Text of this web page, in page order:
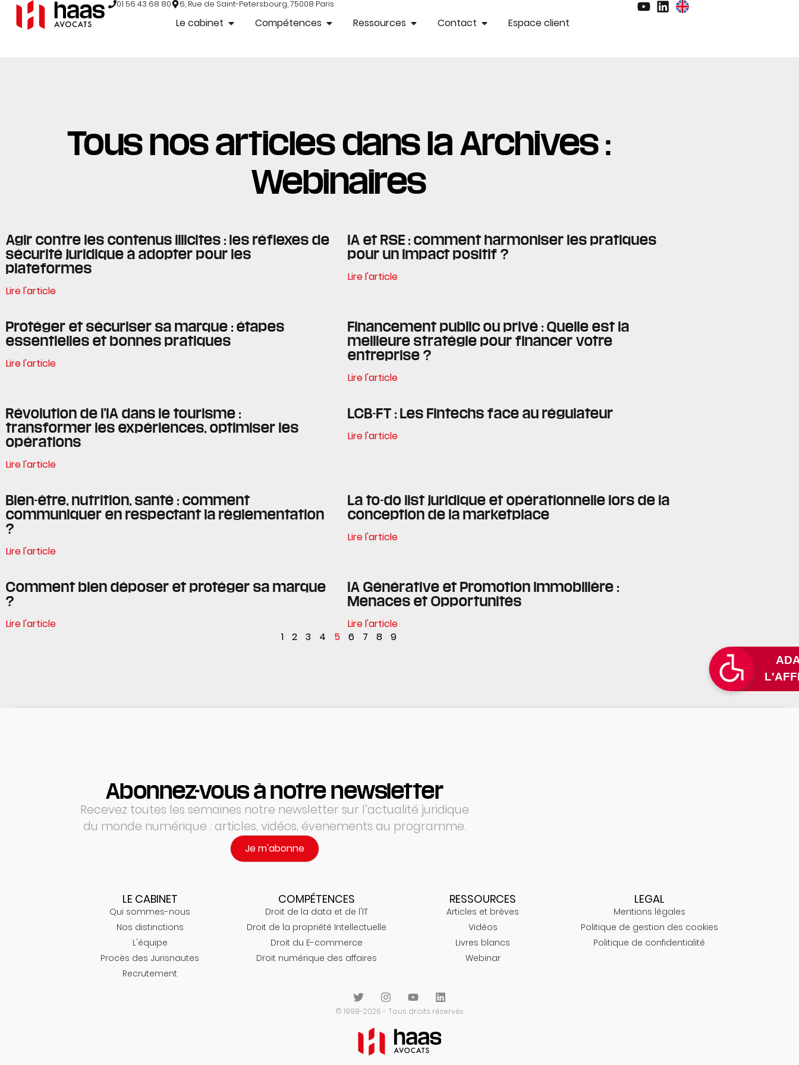
01 56 43 68 80 6, Rue de Saint-Petersbourg, 75008 Paris
Le cabinet Compétences Ressources Contact Espace client
Tous nos articles dans la Archives :
Webinaires
Agir contre les contenus illicites : les réflexes de
sécurité juridique à adopter pour les
plateformes
Lire l'article
IA et RSE : comment harmoniser les pratiques
pour un impact positif ?
Lire l'article
Protéger et sécuriser sa marque : étapes
essentielles et bonnes pratiques
Lire l'article
Financement public ou privé : Quelle est la
meilleure stratégie pour financer votre
entreprise ?
Lire l'article
Révolution de l’IA dans le tourisme :
transformer les expériences, optimiser les
opérations
Lire l'article
LCB-FT : Les Fintechs face au régulateur
Lire l'article
Bien-être, nutrition, santé : comment
communiquer en respectant la règlementation
?
Lire l'article
La to-do list juridique et opérationnelle lors de la
conception de la marketplace
Lire l'article
Comment bien déposer et protéger sa marque
?
Lire l'article
IA Générative et Promotion Immobilière :
Menaces et Opportunités
Lire l'article
1
2 3 4 5 6 7 8 9
Abonnez-vous à notre newsletter
Recevez toutes les semaines notre newsletter sur l’actualité juridique
du monde numérique : articles, vidéos, évenements au programme.
Je m'abonne
LE CABINET
Qui sommes-nous
Nos distinctions
L'équipe
Procès des Jurisnautes
Recrutement
COMPÉTENCES
Droit de la data et de l'IT
Droit de la propriété Intellectuelle
Droit du E-commerce
Droit numérique des affaires
RESSOURCES
Articles et brèves
Vidéos
Livres blancs
Webinar
LEGAL
Mentions légales
Politique de gestion des cookies
Politique de confidentialité
© 1998-2026 - Tous droits réservés